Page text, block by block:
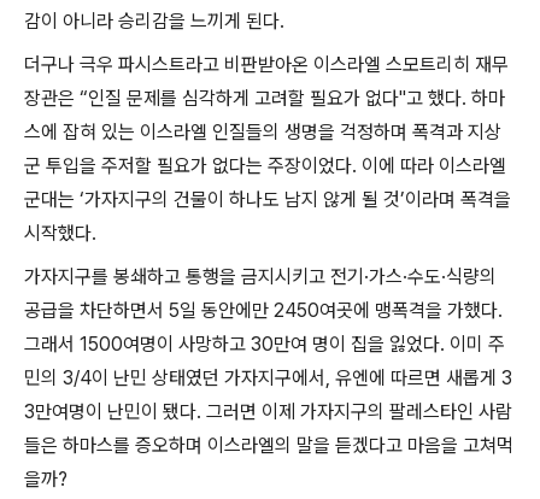
감이 아니라 승리감을 느끼게 된다.
더구나 극우 파시스트라고 비판받아온 이스라엘 스모트리히 재무
장관은 “인질 문제를 심각하게 고려할 필요가 없다"고 했다. 하마
스에 잡혀 있는 이스라엘 인질들의 생명을 걱정하며 폭격과 지상
군 투입을 주저할 필요가 없다는 주장이었다. 이에 따라 이스라엘
군대는 ‘가자지구의 건물이 하나도 남지 않게 될 것’이라며 폭격을
시작했다.
가자지구를 봉쇄하고 통행을 금지시키고 전기 ·가스·수도·식량의
공급을 차단하면서 5일 동안에만 2450여곳에 맹폭격을 가했다.
그래서 1500여명이 사망하고 30만여 명이 집을 잃었다. 이미 주
민의 3/4이 난민 상태였던 가자지구에서, 유엔에 따르면 새롭게 3
3만여명이 난민이 됐다. 그러면 이제 가자지구의 팔레스타인 사람
들은 하마스를 증오하며 이스라엘의 말을 듣겠다고 마음을 고쳐먹
을까?